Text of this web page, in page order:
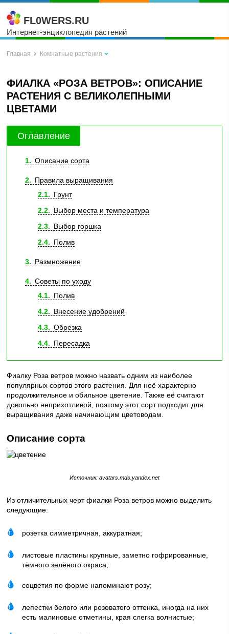
FL0WERS.RU
Интернет-энциклопедия растений
Главная Комнатные растения
ФИАЛКА «РОЗА ВЕТРОВ»: ОПИСАНИЕ
РАСТЕНИЯ С ВЕЛИКОЛЕПНЫМИ
ЦВЕТАМИ
Оглавление
1 Описание сорта
2
Правила выращивания
2.1
Грунт
2.2
Выбор места и температура
2.3
Выбор горшка
2.4
Полив
3 Размножение
4
Советы по уходу
4.1
Полив
4.2
Внесение удобрений
4.3
Обрезка
4.4
Пересадка
Фиалку Роза ветров можно назвать одним из наиболее
популярных сортов этого растения. Для неё характерно
продолжительное и обильное цветение. Также её считают
довольно неприхотливой, поэтому этот сорт подходит для
выращивания даже начинающим цветоводам.
Описание сорта
Источник: avatars.mds.yandex.net
Из отличительных черт фиалки Роза ветров можно выделить
следующие:
розетка симметричная, аккуратная;
листовые пластины крупные, заметно гофрированные,
тёмного зелёного окраса;
соцветия по форме напоминают розу;
лепестки белого или розоватого оттенка, иногда на них
есть малиновые отметины, края слегка волнистые;